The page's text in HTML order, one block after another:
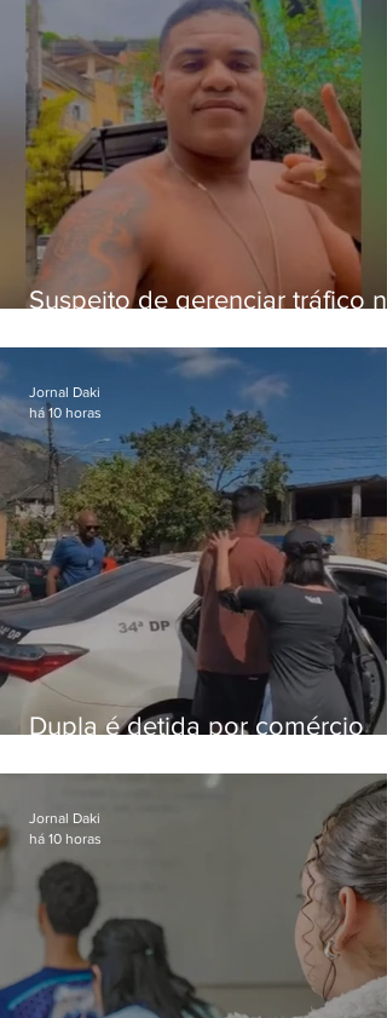
Suspeito de gerenciar tráfico na
foragido
Dupla é detida por comércio
Bangu
Jornal Daki
há 10 horas
Jornal Daki
há 10 horas